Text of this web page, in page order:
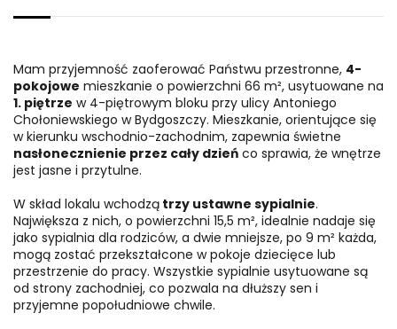
Mam przyjemność zaoferować Państwu przestronne, 4-
pokojowe mieszkanie o powierzchni 66 m², usytuowane na
1. piętrze w 4-piętrowym bloku przy ulicy Antoniego
Chołoniewskiego w Bydgoszczy. Mieszkanie, orientujące się
w kierunku wschodnio-zachodnim, zapewnia świetne
nasłonecznienie przez cały dzień co sprawia, że wnętrze
jest jasne i przytulne.
W skład lokalu wchodzą trzy ustawne sypialnie.
Największa z nich, o powierzchni 15,5 m², idealnie nadaje się
jako sypialnia dla rodziców, a dwie mniejsze, po 9 m² każda,
mogą zostać przekształcone w pokoje dziecięce lub
przestrzenie do pracy. Wszystkie sypialnie usytuowane są
od strony zachodniej, co pozwala na dłuższy sen i
przyjemne popołudniowe chwile.